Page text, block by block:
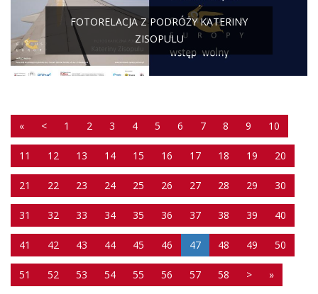
FOTORELACJA Z PODRÓŻY KATERINY
ZISOPULU
« < 1 2 3 4 5 6 7 8 9 10
11 12 13 14 15 16 17 18 19 20
21 22 23 24 25 26 27 28 29 30
31 32 33 34 35 36 37 38 39 40
41 42 43 44 45 46 47 48 49 50
51 52 53 54 55 56 57 58 > »